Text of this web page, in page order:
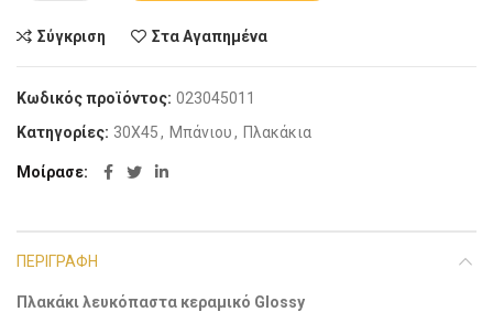
Σύγκριση Στα Αγαπημένα
Κωδικός προϊόντος: 023045011
Κατηγορίες: 30X45, Μπάνιου, Πλακάκια
Μοίρασε
ΠΕΡΙΓΡΑΦΉ
Πλακάκι λευκόπαστα κεραμικό Glossy